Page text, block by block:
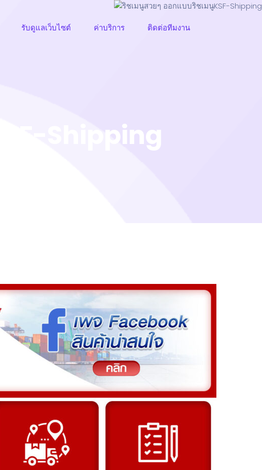
รับดูแลเว็บไซต์ ค่าบริการ ติดต่อทีมงาน
Shipping